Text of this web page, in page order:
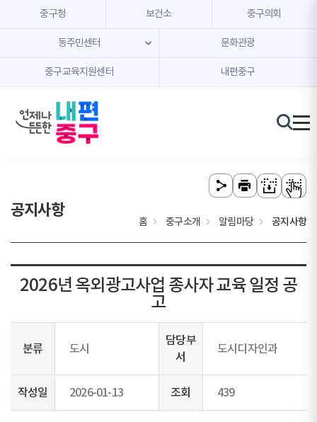
본문 내용 바로가기
주메뉴 바로가기
중구청 보건소 중구의회
동주민센터 문화관광
중구교육지원센터 내편중구
공지사항
홈 중구소개 알림마당 공지사항
2026년 옥외광고사업 종사자 교육 일정 공
고
분류 도시
담당부
서
도시디자인과
작성일 2026-01-13 조회 439